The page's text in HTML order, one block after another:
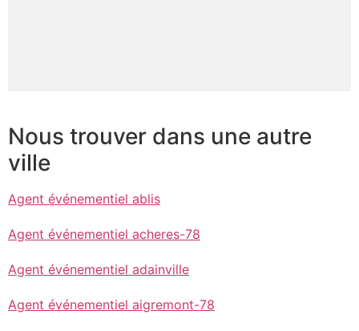
Nous trouver dans une autre
ville
Agent événementiel ablis
Agent événementiel acheres-78
Agent événementiel adainville
Agent événementiel aigremont-78